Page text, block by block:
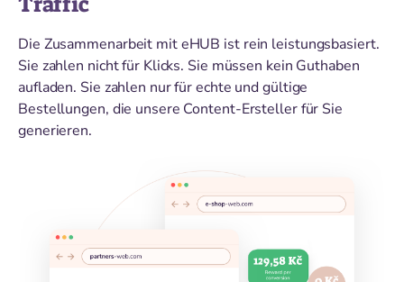
Die Zusammenarbeit mit eHUB ist rein leistungsbasiert.
Sie zahlen nicht für Klicks. Sie müssen kein Guthaben
aufladen. Sie zahlen nur für echte und gültige
Bestellungen, die unsere Content-Ersteller für Sie
generieren.